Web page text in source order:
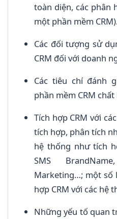
toàn diện, các phân
một phần mềm
Các đối tượng sử
CRM đối với doanh
Các tiêu chí đánh
phần mềm CRM
Tích hợp CRM với
tích hợp, phân tích
hệ thống như tích
SMS
Marketing…; một số
hợp CRM với các hệ
Những yếu tố quan